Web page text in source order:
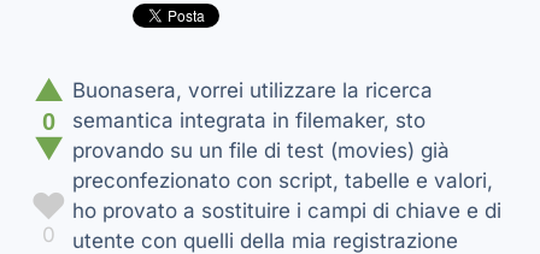
▲
0
▼
♥
0
Buonasera, vorrei utilizzare la ricerca
semantica integrata in filemaker, sto
provando su un file di test (movies) già
preconfezionato con script, tabelle e valori,
ho provato a sostituire i campi di chiave e di
utente con quelli della mia registrazione